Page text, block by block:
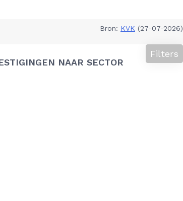
Bron: KVK (27-07-2026)
NAAR SECTOR
Filters